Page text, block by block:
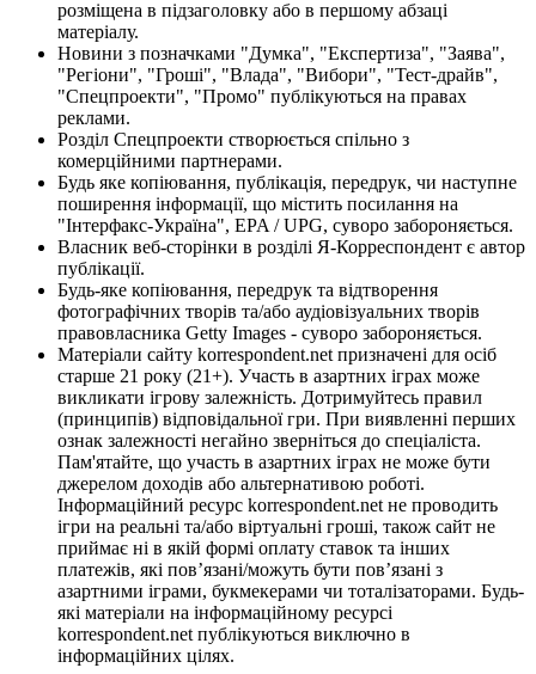
розміщена в підзаголовку або в першому абзаці
матеріалу.
Новини з позначками "Думка", "Експертиза", "Заява",
"Регіони", "Гроші", "Влада", "Вибори", "Тест-драйв",
"Спецпроекти", "Промо" публікуються на правах
реклами.
Розділ Спецпроекти створюється спільно з
комерційними партнерами.
Будь яке копіювання, публікація, передрук, чи наступне
поширення інформації, що містить посилання на
"Інтерфакс-Україна", EPA / UPG, суворо забороняється.
Власник веб-сторінки в розділі Я-Корреспондент є автор
публікації.
Будь-яке копіювання, передрук та відтворення
фотографічних творів та/або аудіовізуальних творів
правовласника Getty Images - суворо забороняється.
Матеріали сайту korrespondent.net призначені для осіб
старше 21 року (21+). Участь в азартних іграх може
викликати ігрову залежність. Дотримуйтесь правил
(принципів) відповідальної гри. При виявленні перших
ознак залежності негайно зверніться до спеціаліста.
Пам'ятайте, що участь в азартних іграх не може бути
джерелом доходів або альтернативою роботі.
Інформаційний ресурс korrespondent.net не проводить
ігри на реальні та/або віртуальні гроші, також сайт не
приймає ні в якій формі оплату ставок та інших
платежів, які пов’язані/можуть бути пов’язані з
азартними іграми, букмекерами чи тоталізаторами. Будь-
які матеріали на інформаційному ресурсі
korrespondent.net публікуються виключно в
інформаційних цілях.